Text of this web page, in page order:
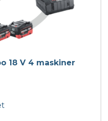
18 V 4 maskiner